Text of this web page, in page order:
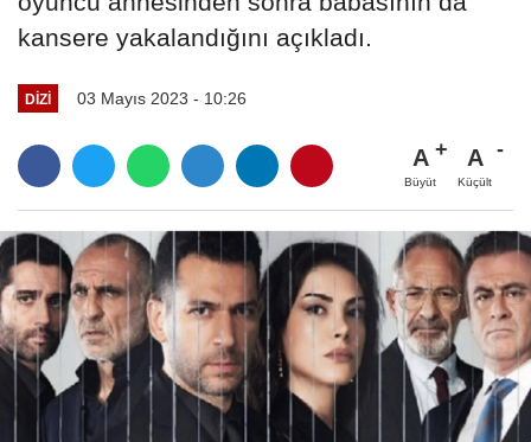
kansere yakalandığını açıkladı.
DIZI 03 Mayıs 2023 - 10:26
A
Büyüt
A
Küçült